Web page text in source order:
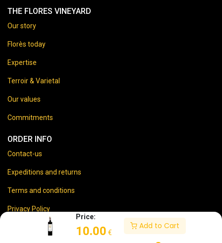
Price:
10.00 €
Add to Cart
THE FLORES VINEYARD
Our story
Florès today
Expertise
Terroir & Varietal
Our values
Commitments
ORDER INFO
Contact-us
Expeditions and returns
Terms and conditions
Privacy Policy
Legal disclaimer